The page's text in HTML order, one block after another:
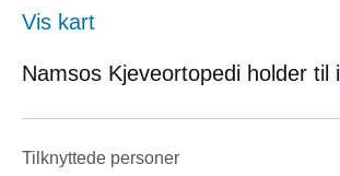
Vis kart
Namsos Kjeveortopedi holder til i
Tilknyttede personer